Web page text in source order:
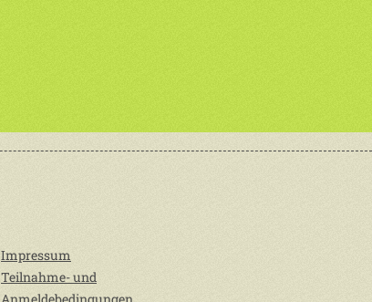
Impressum
Teilnahme- und